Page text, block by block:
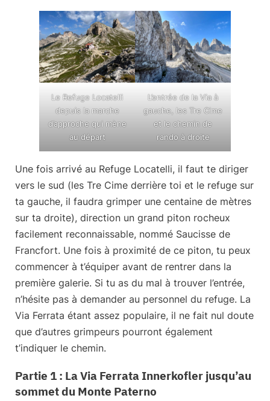
Le Refuge Locatelli
depuis la marche
d’approche qui mène
au départ
L’entrée de la Via à
gauche, les Tre Cime
et le chemin de
rando à droite
Une fois arrivé au Refuge Locatelli, il faut te diriger
vers le sud (les Tre Cime derrière toi et le refuge sur
ta gauche, il faudra grimper une centaine de mètres
sur ta droite), direction un grand piton rocheux
facilement reconnaissable, nommé Saucisse de
Francfort. Une fois à proximité de ce piton, tu peux
commencer à t’équiper avant de rentrer dans la
première galerie. Si tu as du mal à trouver l’entrée,
n’hésite pas à demander au personnel du refuge. La
Via Ferrata étant assez populaire, il ne fait nul doute
que d’autres grimpeurs pourront également
t’indiquer le chemin.
Partie 1 : La Via Ferrata Innerkofler jusqu’au
sommet du Monte Paterno